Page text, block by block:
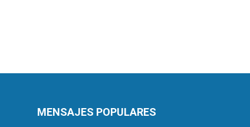
MENSAJES POPULARES